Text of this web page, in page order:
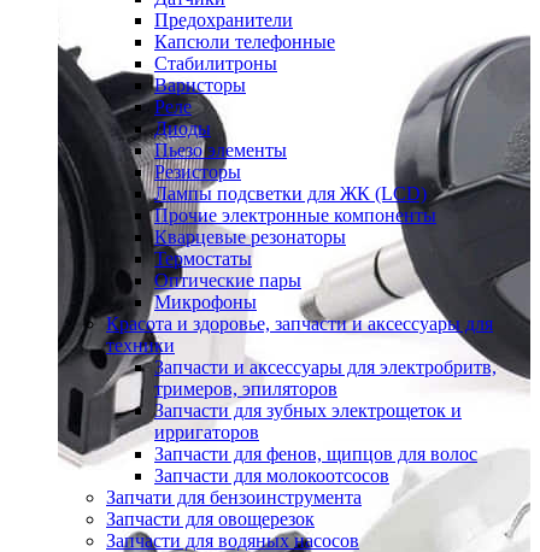
Предохранители
Капсюли телефонные
Стабилитроны
Варисторы
Реле
Диоды
Пьезо элементы
Резисторы
Лампы подсветки для ЖК (LCD)
Прочие электронные компоненты
Кварцевые резонаторы
Термостаты
Оптические пары
Микрофоны
Красота и здоровье, запчасти и аксессуары для
техники
Запчасти и аксессуары для электробритв,
тримеров, эпиляторов
Запчасти для зубных электрощеток и
ирригаторов
Запчасти для фенов, щипцов для волос
Запчасти для молокоотсосов
Запчати для бензоинструмента
Запчасти для овощерезок
Запчасти для водяных насосов